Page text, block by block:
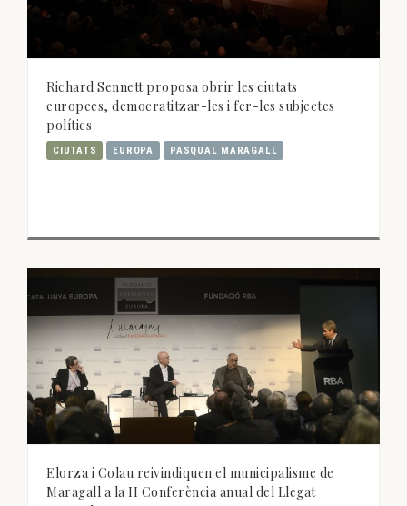
Richard Sennett proposa obrir les ciutats
europees, democratitzar-les i fer-les subjectes
polítics
CIUTATS EUROPA PASQUAL MARAGALL
Elorza i Colau reivindiquen el municipalisme de
Maragall a la II Conferència anual del Llegat